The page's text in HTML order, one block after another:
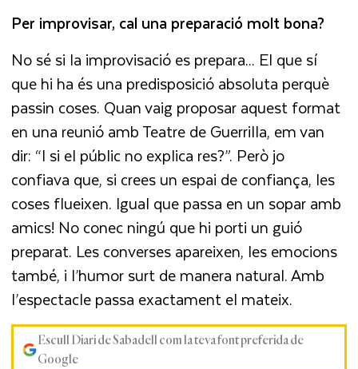
Per improvisar, cal una preparació molt bona?
No sé si la improvisació es prepara... El que sí
que hi ha és una predisposició absoluta perquè
passin coses. Quan vaig proposar aquest format
en una reunió amb Teatre de Guerrilla, em van
dir: “I si el públic no explica res?”. Però jo
confiava que, si crees un espai de confiança, les
coses flueixen. Igual que passa en un sopar amb
amics! No conec ningú que hi porti un guió
preparat. Les converses apareixen, les emocions
també, i l’humor surt de manera natural. Amb
l’espectacle passa exactament el mateix.
Escull Diari de Sabadell com la teva font preferida de
Google